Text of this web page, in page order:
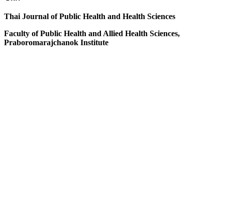
Thai Journal of Public Health and Health Sciences
Faculty of Public Health and Allied Health Sciences,
Praboromarajchanok Institute